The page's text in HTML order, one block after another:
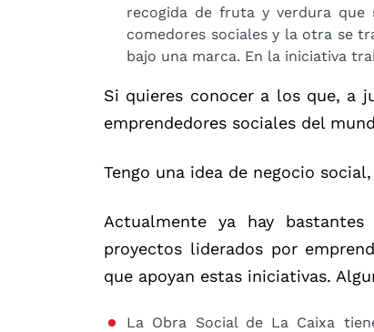
recogida de fruta y verdura
comedores sociales y la otra se
bajo una marca. En la iniciativa
Si quieres conocer a los que, a
emprendedores sociales del
Tengo una idea de negocio
Actualmente ya hay
proyectos liderados por
que apoyan estas iniciativas.
La Obra Social de La Caixa